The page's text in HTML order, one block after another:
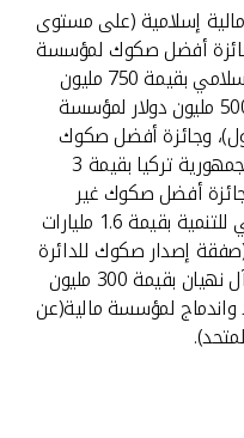
إسلامية (على مستوى
أفضل صكوك لمؤسسة
مالية(عن صفقة صكوك بنك دبي الإسلامي بقيمة 750 مليون
دولار)، وجائزة أفضل صكوك بقيمة 500 مليون دولار لمؤسسة
وجائزة أفضل صكوك
سيادية (صفقة الصكوك السيادية لجمهورية تركيا بقيمة 3
أفضل صكوك غير
محلية (صفقة صكوك البنك الإسلامي للتنمية بقيمة 1.6 مليارات
إصدار صكوك للدائرة
الخاصة لسمو الشيخ محمد بن خالد آل نهيان بقيمة 300 مليون
لمؤسسة مالية(عن